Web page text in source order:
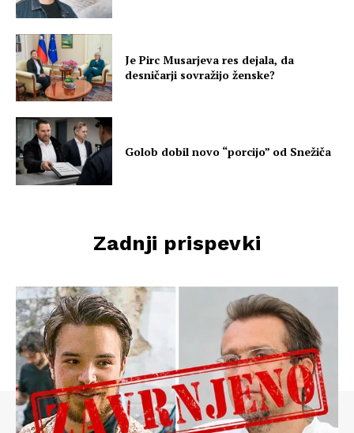
Je Pirc Musarjeva res dejala, da
desničarji sovražijo ženske?
Golob dobil novo “porcijo” od Snežiča
Zadnji prispevki